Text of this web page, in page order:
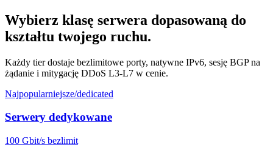
Wybierz klasę serwera dopasowaną do
kształtu twojego ruchu.
Każdy tier dostaje bezlimitowe porty, natywne IPv6, sesję BGP na
żądanie i mitygację DDoS L3-L7 w cenie.
Najpopularniejsze/dedicated
Serwery dedykowane
100 Gbit/s bezlimit